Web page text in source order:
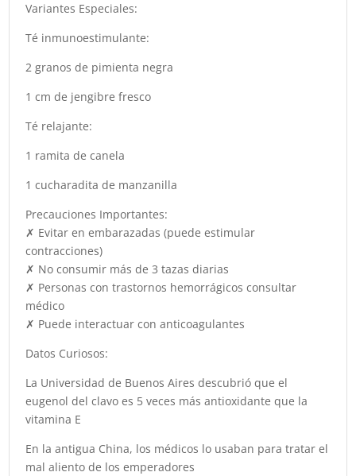
Variantes Especiales:
Té inmunoestimulante:
2 granos de pimienta negra
1 cm de jengibre fresco
Té relajante:
1 ramita de canela
1 cucharadita de manzanilla
Precauciones Importantes:
✗ Evitar en embarazadas (puede estimular
contracciones)
✗ No consumir más de 3 tazas diarias
✗ Personas con trastornos hemorrágicos consultar
médico
✗ Puede interactuar con anticoagulantes
Datos Curiosos:
La Universidad de Buenos Aires descubrió que el
eugenol del clavo es 5 veces más antioxidante que la
vitamina E
En la antigua China, los médicos lo usaban para tratar el
mal aliento de los emperadores